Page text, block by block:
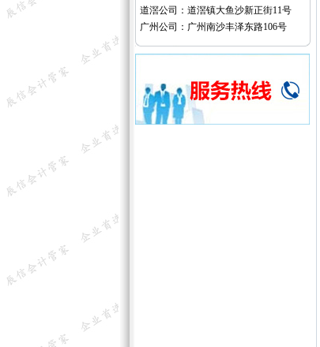
道滘公司：道滘镇大鱼沙新正街11号
广州公司：广州南沙丰泽东路106号